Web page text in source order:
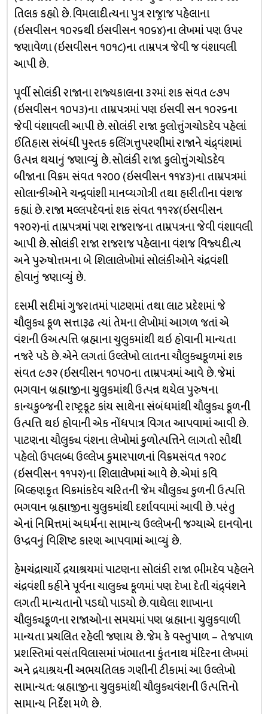
તિલક કહ્યો છે. વિમલાદીત્યના પુત્ર રાજ્રાજ પહેલાના
(ઇસવીસન ૧૦૨૬થી ઇસવીસન ૧૦૬૪)ના લેખમાં પણ ઉપર
જણાવેળા (ઇસવીસન ૧૦૧૮)ના તામ્રપત્ર જેવી જ વંશાવલી
આપી છે.
પૂર્વી સોલંકી રાજાના રાજ્યકાલના ૩૨માં શક સંવત ૯૭૫
(ઇસવીસન ૧૦૫૩)ના તામ્રપત્રમાં પણ ઇસવી સન ૧૦૨૬ના
જેવી વંશાવલી આપી છે. સોલંકી રાજા કુલોત્તુંગચોડદેવ પહેલાં
ઈતિહાસ સંબંધી પુસ્તક કલિંગત્તુપરણીમાં રાજાને ચંદ્ર્વંશમાં
ઉત્પન્ન થયાનું જણાવ્યું છે. સોલંકી રાજા કુલોત્તુંગચોડદેવ
બીજાના વિક્રમ સંવત ૧૨૦૦ (ઇસવીસન ૧૧૪૩)ના તામ્રપત્રમાં
સોલાન્કીઓને ચન્દ્ર્વાંશી માનવ્યગોત્રી તથા હારીતીના વંશજ
કહ્યાં છે. રાજા મલ્લપદેવનાં શક સંવત ૧૧૨૪(ઇસવીસન
૧૨૦૨)નાં તામ્રપત્રમાં પણ રાજરાજના તામ્રપત્રના જેવી વંશાવલી
આપી છે. સોલંકી રાજા રાજરાજ પહેલાના વંશજ વિજ્યદીત્ય
અને પુરુષોત્તમના બે શિલાલેખોમાં સોલંકીઓને ચંદ્રવંશી
હોવાનું જણાવ્યું છે.
દસમી સદીમાં ગુજરાતમાં પાટણમાં તથા લાટ પ્રદેશમાં જે
ચૌલુક્ય કૂળ સત્તારૂઢ ત્યાં તેમના લેખોમાં આગળ જતાં એ
વંશની ઉઅત્પત્તિ બ્રહ્માના ચુલુકમાંથી થઇ હોવાની માન્યતા
નજરે પડે છે. એને લગતાં ઉલ્લેખો લાતના ચૌલુક્યકૂળમાં શક
સંવત ૯૭૨ (ઇસવીસન ૧૦૫૦ના તામ્રપત્રમાં આવે છે. જેમાં
ભગવાન બ્રહ્માજીના ચુલુકમાંથી ઉત્પન્ન થયેલ પુરુષના
કાન્યકુબ્જની રાષ્ટ્રકૂટ કાંય સાથેના સંબંધમાંથી ચૌલુક્ય કૂળની
ઉત્પત્તિ થઇ હોવાની એક નોંધપાત્ર વિગત આપવામાં આવી છે.
પાટણના ચૌલુક્ય વંશના લેખોમાં કુળોત્પત્તિને લાગતો સૌથી
પહેલો ઉપલબ્ધ ઉલ્લેખ કુમારપાળનાં વિક્રમસંવત ૧૨૦૮
(ઇસવીસન ૧૧૫૨)ના શિલાલેખમાં આવે છે. એમાં કવિ
બિલ્હણકૃત વિક્રમાંકદેવ ચરિતની જેમ ચૌલુક્ય કુળની ઉત્પત્તિ
ભગવાન બ્રહ્માજીના ચુલુકમાંથી દર્શાવવામાં આવી છે. પરંતુ
એનાં નિમિત્તમાં અધર્મના સામાન્ય ઉલ્લેખની જગ્યાએ દાનવોના
ઉપ્દ્રવનું વિશિષ્ટ કારણ આપવામાં આવ્યું છે.
હેમચંદ્રાચાર્યે દ્રયાશ્રયમાં પાટણના સોલંકી રાજા ભીમદેવ પહેલને
ચંદ્રવંશી કહીને પૂર્વના ચાલુક્ય કૂળમાં પણ દેખા દેતી ચંદ્ર્વંશને
લગતી માન્યતાનો પડઘો પાડયો છે. વાઘેલા શાખાના
ચૌલુક્યકૂળના રાજાઓના સમયમાં પણ બ્રહ્માના ચુલુકવાળી
માન્યતા પ્રચલિત રહેલી જણાય છે. જેમ કે વસ્તુપાળ – તેજપાળ
પ્રશસ્તિમાં વસંતવિલાસમાં ખંભાતના કુંતનાથ મંદિરના લેખમાં
અને દ્રયાશ્રયની અભયતિલક ગણીની ટીકામાં આ ઉલ્લેખો
સામાન્યત: બ્રહ્માજીના ચુલુકમાંથી ચૌલુક્યવંશની ઉત્પત્તિનો
સામાન્ય નિર્દેશ મળે છે.